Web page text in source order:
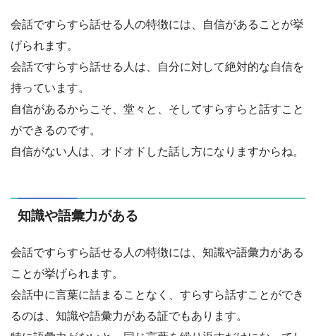
会話ですらすら話せる人の特徴には、自信があることが挙
げられます。
会話ですらすら話せる人は、自分に対して絶対的な自信を
持っています。
自信があるからこそ、堂々と、そしてすらすらと話すこと
ができるのです。
自信がない人は、オドオドした話し方になりますからね。
知識や語彙力がある
会話ですらすら話せる人の特徴には、知識や語彙力がある
ことが挙げられます。
会話中に言葉に詰まることなく、すらすら話すことができ
るのは、知識や語彙力がある証でもあります。